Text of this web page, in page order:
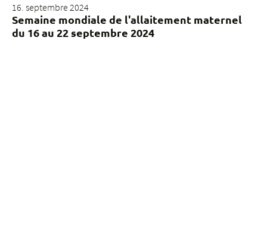
16. septembre 2024
Semaine mondiale de l'allaitement maternel
du 16 au 22 septembre 2024